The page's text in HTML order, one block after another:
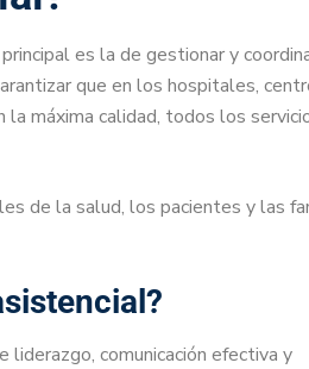
es la de gestionar y
que en los hospitales,
la máxima calidad, todos los
de la salud, los pacientes y las
liderazgo, comunicación efectiva y